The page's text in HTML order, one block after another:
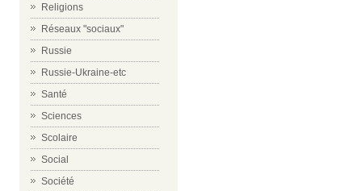
Religions
Réseaux "sociaux"
Russie
Russie-Ukraine-etc
Santé
Sciences
Scolaire
Social
Société